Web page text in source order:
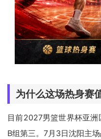
为什么这场热身赛
目前2027男篮世界杯亚
B组第三。7月3日沈阳主